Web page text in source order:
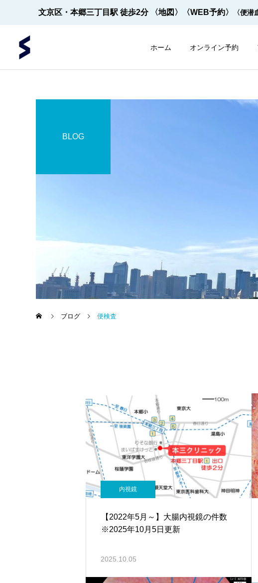
文京区・本郷三丁目駅 徒歩2分 〈地図〉 〈WEB予約〉 〈便潜
ホーム オンライン予約
内視鏡の先端！
BLOG
ブログ 便検査
内視鏡
【2022年5月～】大腸内視鏡の件数
※2025年10月5日更新
2025.10.05